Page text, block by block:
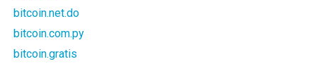
bitcoin.net.do
bitcoin.com.py
bitcoin.gratis